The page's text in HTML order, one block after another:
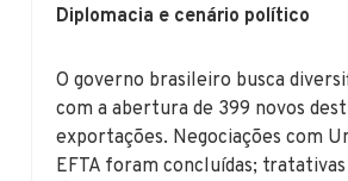
Diplomacia e cenário político
O governo brasileiro busca
com a abertura de 399 novos
exportações. Negociações com
EFTA foram concluídas;